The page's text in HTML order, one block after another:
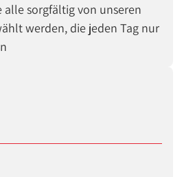
alle sorgfältig von unseren
werden, die jeden Tag nur